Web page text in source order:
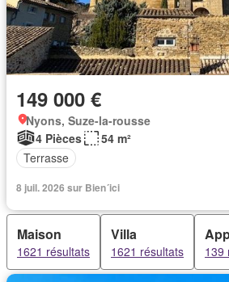
149 000 €
Nyons, Suze-la-rousse
4 Pièces
54 m²
Terrasse
8 juil. 2026 sur Bien´ici
Maison
1621 résultats
Villa
1621 résultats 139